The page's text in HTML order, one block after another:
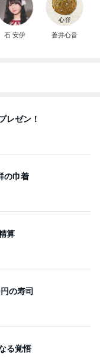
石 安伊 蒼井心音
レゼン！
の巾着
算
の寿司
る覚悟